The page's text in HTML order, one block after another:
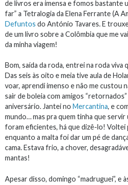
de livros era imensa e fomos bastante
far” a Tetralogia da Elena Ferrante (A
Defuntos do António Tavares. E
de um livro sobre a Colômbia que me
da minha viagem!
Bom, saída da roda, entrei na roda
Das seis às oito e meia tive aula de
voar, aprendi imenso e não me custou
sair de boleia com amigos
aniversário. Jantei no Mercantina, e
mundo… mas pra quem tinha que servir
foram eficientes, há que dizê-lo! Voltei
enquanto a malta foi dar um pé de
cama. Estava frio, a chover,
mantas!
Apesar disso, domingo “madruguei”, e